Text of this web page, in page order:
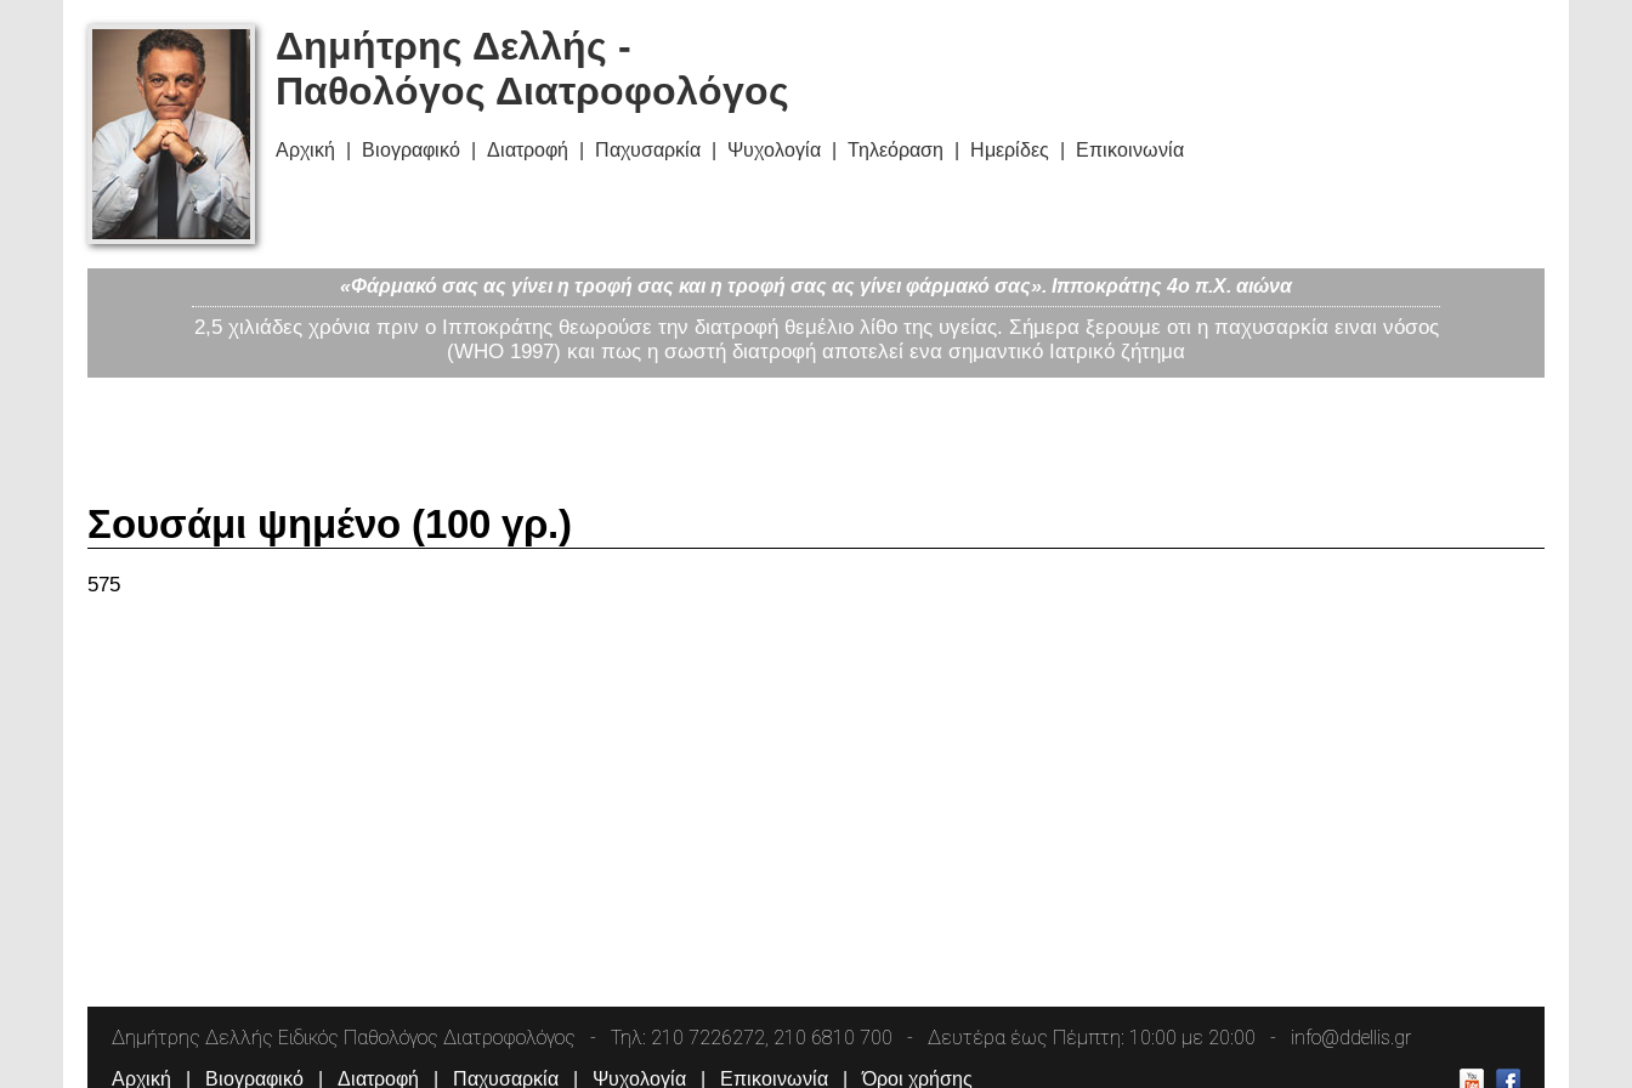
Δημήτρης Δελλής -
Παθολόγος Διατροφολόγος
Αρχική Βιογραφικό Διατροφή Παχυσαρκία Ψυχολογία Τηλεόραση Ημερίδες Επικοινωνία
«Φάρμακό σας ας γίνει η τροφή σας και η τροφή σας ας γίνει φάρμακό σας». Ιπποκράτης 4ο π.Χ. αιώνα
2,5 χιλιάδες χρόνια πριν ο Ιπποκράτης θεωρούσε την διατροφή θεμέλιο λίθο της υγείας. Σήμερα ξερουμε οτι η παχυσαρκία ειναι νόσος
(WHO 1997) και πως η σωστή διατροφή αποτελεί ενα σημαντικό Ιατρικό ζήτημα
Σουσάμι ψημένο (100 γρ.)
575
Δημήτρης Δελλής Ειδικός Παθολόγος Διατροφολόγος Τηλ: 210 7226272, 210 6810 700 Δευτέρα έως Πέμπτη: 10:00 με 20:00 info@ddellis.gr
Αρχική Βιογραφικό Διατροφή Παχυσαρκία Ψυχολογία Επικοινωνία Όροι χρήσης